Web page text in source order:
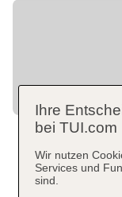
Ihre
bei TUI.com
Wir nutzen
Services und
sind.